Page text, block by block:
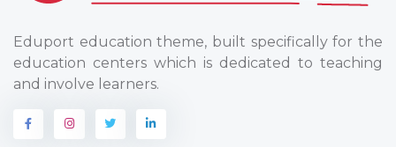
Eduport education theme, built specifically for the
education centers which is dedicated to teaching
and involve learners.